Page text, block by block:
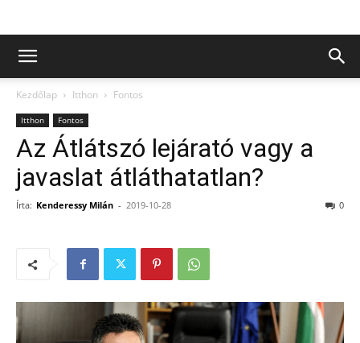
Kezdőlap Itthon Fontos
Itthon Fontos
Az Átlátszó lejárató vagy a
javaslat átláthatatlan?
Írta: Kenderessy Milán - 2019-10-28 0